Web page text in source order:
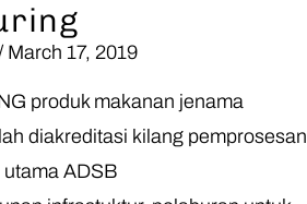
March 17, 2019
produk makanan jenama
diakreditasi kilang pemprosesan
ADSB